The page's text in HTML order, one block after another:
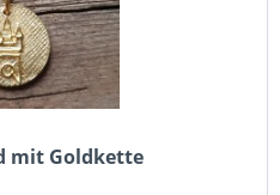
mit Goldkette